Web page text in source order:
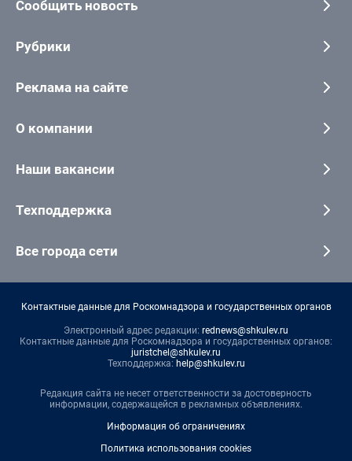
Сообщить новость
Рубрики
Реклама на сайте
О компании
Наши вакансии
Техподдержка
Все города сети
Контактные данные для Роскомнадзора и государственных органов
Электронный адрес редакции: rednews@shkulev.ru
Контактные данные для Роскомнадзора и государственных органов:
juristchel@shkulev.ru
Техподдержка: help@shkulev.ru
Редакция сайта не несет ответственности за достоверность
информации, содержащейся в рекламных объявлениях.
Информация об ограничениях
Политика использования cookies